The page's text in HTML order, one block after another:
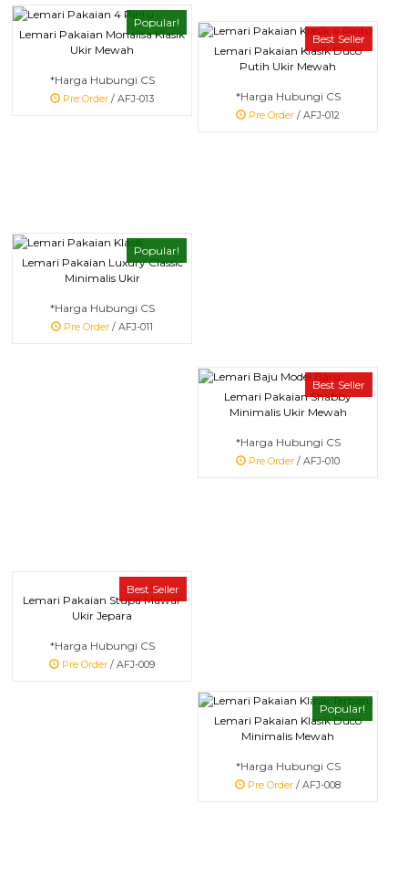
Popular!
Lemari Pakaian Monalisa Klasik
Ukir Mewah
*Harga Hubungi CS
Pre Order / AFJ-013
Best Seller
Lemari Pakaian Klasik Duco
Putih Ukir Mewah
*Harga Hubungi CS
Pre Order / AFJ-012
Popular!
Lemari Pakaian Luxury Classic
Minimalis Ukir
*Harga Hubungi CS
Pre Order / AFJ-011
Best Seller
Lemari Pakaian Shabby
Minimalis Ukir Mewah
*Harga Hubungi CS
Pre Order / AFJ-010
Best Seller
Lemari Pakaian Stupa Mawar
Ukir Jepara
*Harga Hubungi CS
Pre Order / AFJ-009
Popular!
Lemari Pakaian Klasik Duco
Minimalis Mewah
*Harga Hubungi CS
Pre Order / AFJ-008